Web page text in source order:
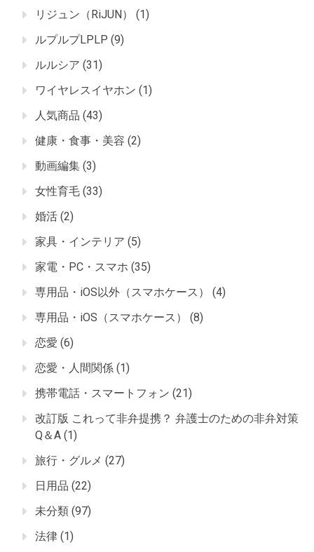
リジュン（RiJUN）
(1)
ルプルプLPLP (9)
ルルシア (31)
ワイヤレスイヤホン (1)
人気商品 (43)
健康・食事・美容 (2)
動画編集 (3)
女性育毛 (33)
婚活 (2)
家具・インテリア (5)
家電・PC・スマホ (35)
専用品・iOS以外（スマホケース）
(4)
専用品・iOS（スマホケース）
(8)
恋愛 (6)
恋愛・人間関係 (1)
携帯電話・スマートフォン (21)
改訂版 これって非弁提携？ 弁護士のための非弁対策
Q＆A (1)
旅行・グルメ (27)
日用品 (22)
未分類 (97)
法律 (1)